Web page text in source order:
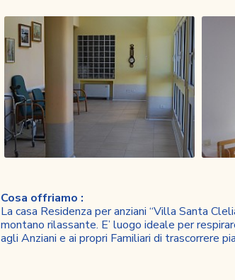
Cosa offriamo :
La casa Residenza per anziani “Villa Santa
montano rilassante. E’ luogo ideale per
agli Anziani e ai propri Familiari di trascorrere